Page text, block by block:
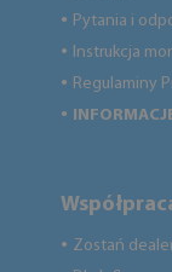
● Pytania i
● Instrukcja
● Regulaminy
●
● Zostań